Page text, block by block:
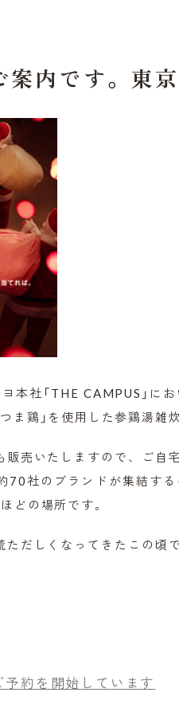
内です。東
社「THE CAMPUS」に
ま鶏」を使用した参鶏湯雑
売いたしますので、ご自
70社のブランドが集結す
どの場所です。
だしくなってきたこの頃
約を開始しています